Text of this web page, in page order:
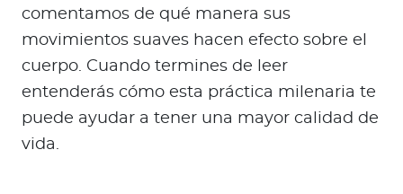
u
comentamos de qué manera sus
movimientos suaves hacen efecto sobre el
cuerpo. Cuando termines de leer
entenderás cómo esta práctica milenaria te
puede ayudar a tener una mayor calidad de
vida.